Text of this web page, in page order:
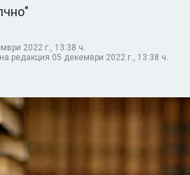
2022 г., 13:38 ч.
редакция 05 декември 2022 г., 13:38 ч.